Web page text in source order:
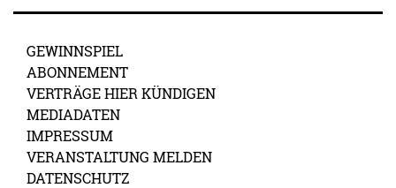
GEWINNSPIEL
ABONNEMENT
VERTRÄGE HIER KÜNDIGEN
MEDIADATEN
IMPRESSUM
VERANSTALTUNG MELDEN
DATENSCHUTZ